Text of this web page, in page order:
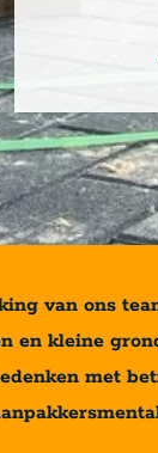
van ons
en kleine
met